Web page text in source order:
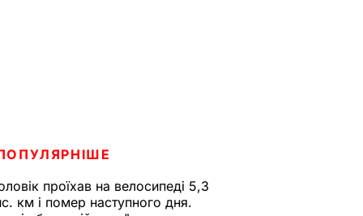
проїхав на велосипеді 5,3
км і помер наступного дня.